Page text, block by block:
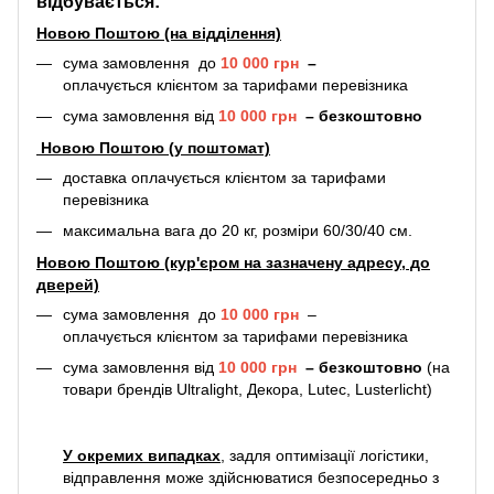
Новою Поштою (на відділення)
сума замовлення до 10 000 грн –
оплачується клієнтом за тарифами перевізника
сума замовлення від 10 000 грн – безкоштовно
Новою Поштою (у поштомат)
доставка оплачується клієнтом за тарифами
перевізника
максимальна вага до 20 кг, розміри 60/30/40 см.
Новою Поштою (кур'єром на зазначену адресу, до
дверей)
сума замовлення до 10 000 грн –
оплачується клієнтом за тарифами перевізника
сума замовлення від 10 000 грн – безкоштовно (на
товари брендів Ultralight, Декора, Lutec, Lusterlicht)
У окремих випадках , задля оптимізації логістики,
відправлення може здійснюватися безпосередньо з